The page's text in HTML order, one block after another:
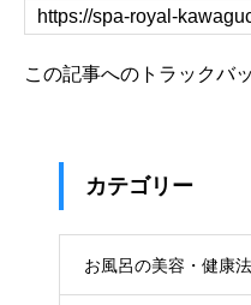
この記事へのトラックバ
カテゴリー
お風呂の美容・健康法